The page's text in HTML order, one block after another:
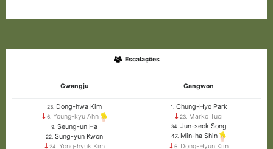
Escalações
Gwangju Gangwon
23. Dong-hwa Kim
6.Young-kyu Ahn
9. Seung-un Ha
22. Sung-yun Kwon
24. Yong-hyuk Kim
1. Chung-Hyo Park
23.Marko Tuci
34. Jun-seok Song
47. Min-ha Shin
6.Dong-Hyun Kim